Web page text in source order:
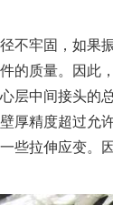
不牢固，如果
的质量。因此
层中间接头的
厚精度超过允
些拉伸应变。